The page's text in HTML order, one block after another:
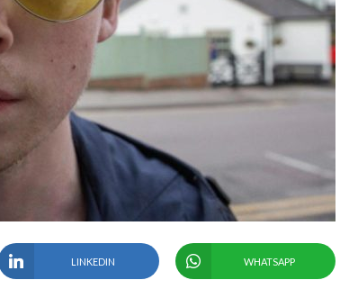
LINKEDIN WHATSAPP